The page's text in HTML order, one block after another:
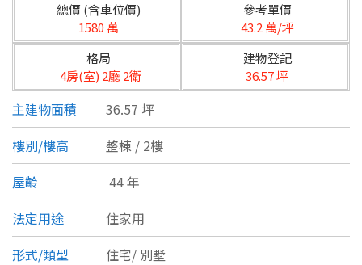
基隆市
新北市
宜蘭縣
桃園市
新竹市
新竹縣
苗栗縣
類型(可複選)
不拘 公寓 電梯大樓 套房
別墅 透天厝 樓中樓 華廈
農舍 辦公 店面 工廠
總價 (含車位價)
1580 萬
參考單價
43.2 萬/坪
格局
4房(室) 2廳 2衛
建物登記
36.57 坪
主建物面積
36.57 坪
樓別/樓高
整棟 / 2樓
屋齡
44 年
法定用途
住家用
形式/類型
住宅/ 別墅